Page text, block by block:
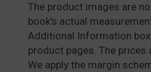
The product images are
book's actual
Additional Information
product pages. The prices
We apply the margin